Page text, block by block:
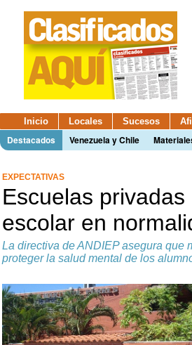
Inicio Locales Sucesos
Destacados Venezuela y Chile
EXPECTATIVAS
Escuelas
escolar en
La directiva de ANDIEP asegura que
proteger la salud mental de los